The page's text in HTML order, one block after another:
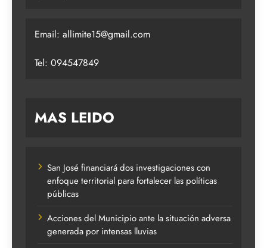
Email: allimite15@gmail.com
Tel: 094547849
MAS LEIDO
San José financiará dos investigaciones con
enfoque territorial para fortalecer las políticas
públicas
Acciones del Municipio ante la situación adversa
generada por intensas lluvias